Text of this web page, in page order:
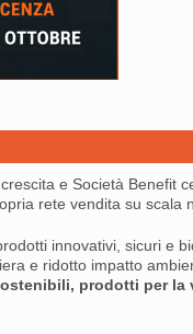
e Società Benefit
rete vendita su scala
innovativi, sicuri e
e ridotto impatto
prodotti per